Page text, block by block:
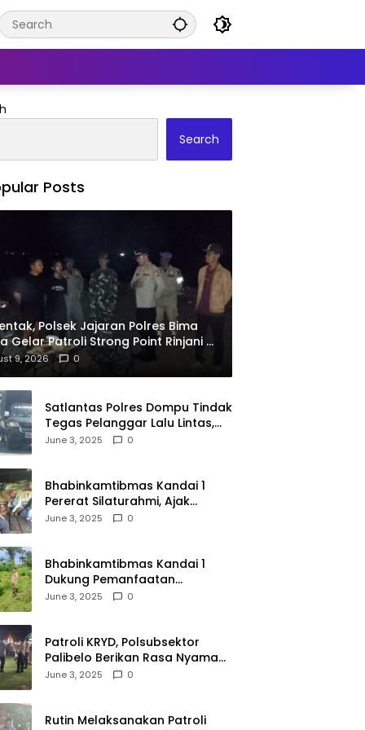
Search
Posts
Polsek Jajaran Polres Bima
Gelar Patroli Strong Point Rinjani di
Titik Rawan
9, 2026 0
Satlantas Polres Dompu Tindak
Tegas Pelanggar Lalu Lintas,
Mobil Bodong, dan Kendaraan
June 3, 2025 0
Bhabinkamtibmas Kandai 1
Pererat Silaturahmi, Ajak
Warga Jaga Keamanan
June 3, 2025 0
Bhabinkamtibmas Kandai 1
Dukung Pemanfaatan
Pekarangan untuk Ketahanan
June 3, 2025 0
Patroli KRYD, Polsubsektor
Palibelo Berikan Rasa Nyaman
Bagi Masyarakat dan
June 3, 2025 0
Rutin Melaksanakan Patroli